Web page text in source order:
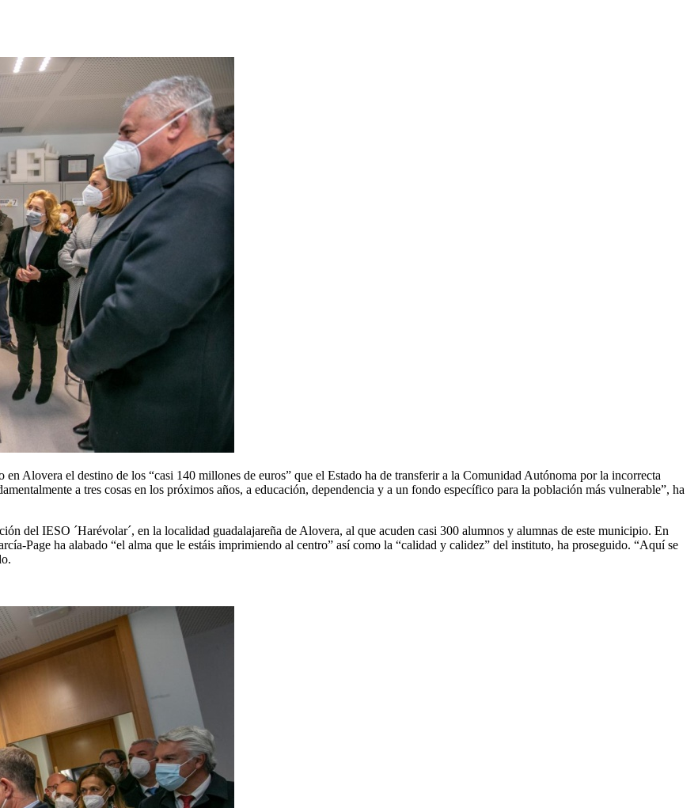
Alovera el destino de los “casi 140 millones de euros” que el Estado ha de transferir a la Comunidad Autónoma por la incorrecta
a tres cosas en los próximos años, a educación, dependencia y a un fondo específico para la población más vulnerable”, ha
del IESO ´Harévolar´, en la localidad guadalajareña de Alovera, al que acuden casi 300 alumnos y alumnas de este municipio. En
Page ha alabado “el alma que le estáis imprimiendo al centro” así como la “calidad y calidez” del instituto, ha proseguido. “Aquí se